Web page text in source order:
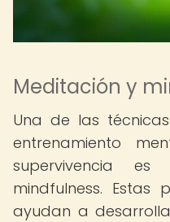
Meditación y
Una de las
entrenamiento
supervivencia
mindfulness. Estas
ayudan a